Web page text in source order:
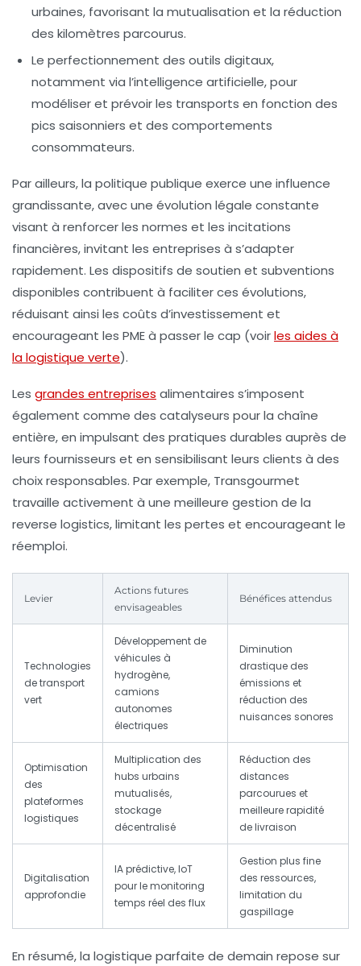
urbaines, favorisant la mutualisation et la réduction
des kilomètres parcourus.
Le perfectionnement des outils digitaux,
notamment via l’intelligence artificielle, pour
modéliser et prévoir les transports en fonction des
pics saisonniers et des comportements
consommateurs.
Par ailleurs, la politique publique exerce une influence
grandissante, avec une évolution légale constante
visant à renforcer les normes et les incitations
financières, invitant les entreprises à s’adapter
rapidement. Les dispositifs de soutien et subventions
disponibles contribuent à faciliter ces évolutions,
réduisant ainsi les coûts d’investissement et
encourageant les PME à passer le cap (voirles aides à
la logistique verte).
Les grandes entreprises alimentaires s’imposent
également comme des catalyseurs pour la chaîne
entière, en impulsant des pratiques durables auprès de
leurs fournisseurs et en sensibilisant leurs clients à des
choix responsables. Par exemple, Transgourmet
travaille activement à une meilleure gestion de la
reverse logistics, limitant les pertes et encourageant le
réemploi.
Levier
Actions futures
envisageables
Bénéfices attendus
Technologies
de transport
vert
Développement de
véhicules à
hydrogène,
camions
autonomes
électriques
Diminution
drastique des
émissions et
réduction des
nuisances sonores
Optimisation
des
plateformes
logistiques
Multiplication des
hubs urbains
mutualisés,
stockage
décentralisé
Réduction des
distances
parcourues et
meilleure rapidité
de livraison
Digitalisation
approfondie
IA prédictive, IoT
pour le monitoring
temps réel des flux
Gestion plus fine
des ressources,
limitation du
gaspillage
En résumé, la logistique parfaite de demain repose sur